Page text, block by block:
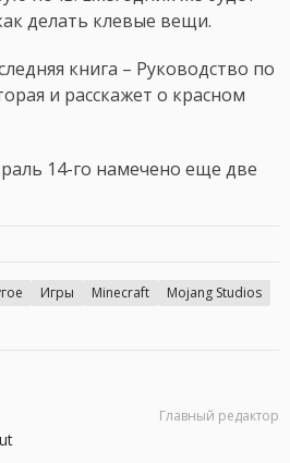
делать клевые вещи.
книга – Руководство по
и расскажет о красном
14-го намечено еще две
Игры Minecraft
Mojang Studios
Главный редактор